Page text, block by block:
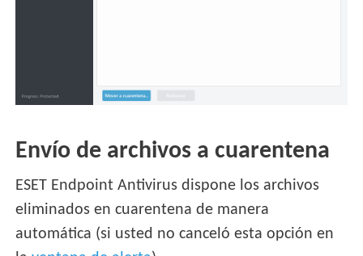
Envío de archivos a cuarentena
ESET Endpoint Antivirus dispone los archivos
eliminados en cuarentena de manera
automática (si usted no canceló esta opción en